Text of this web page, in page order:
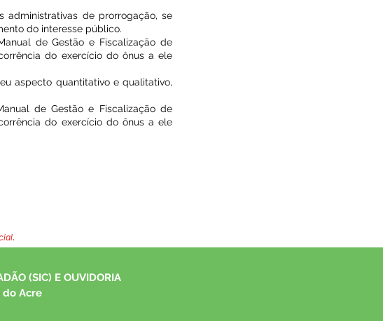
administrativas de prorrogação, se
do interesse público.
de Gestão e Fiscalização de
do exercício do ônus a ele
aspecto quantitativo e qualitativo,
de Gestão e Fiscalização de
do exercício do ônus a ele
(SIC) E OUVIDORIA
do Acre